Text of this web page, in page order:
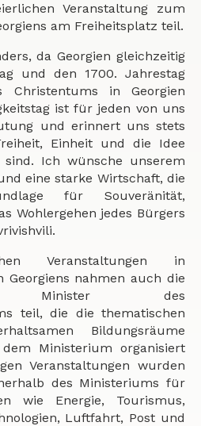
Veranstaltung zum
am Freiheitsplatz teil.
da Georgien gleichzeitig
und den 1700. Jahrestag
Christentums in Georgien
ist für jeden von uns
und erinnert uns stets
Einheit und die Idee
sind. Ich wünsche unserem
eine starke Wirtschaft, die
für Souveränität,
Wohlergehen jedes Bürgers
Veranstaltungen in
Georgiens nahmen auch die
Minister des
teil, die die thematischen
Bildungsräume
Ministerium organisiert
Veranstaltungen wurden
des Ministeriums für
wie Energie, Tourismus,
Luftfahrt, Post und